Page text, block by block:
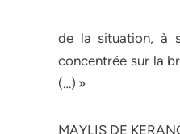
de la situation, à
concentrée sur la
(…) »
MAYLIS DE